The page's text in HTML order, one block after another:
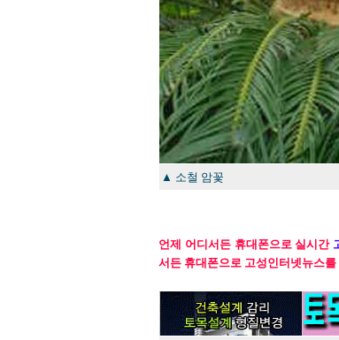
▲ 소철 암꽃
언제 어디서든 휴대폰으로 실시간
서든 휴대폰으로 고성인터넷뉴스를